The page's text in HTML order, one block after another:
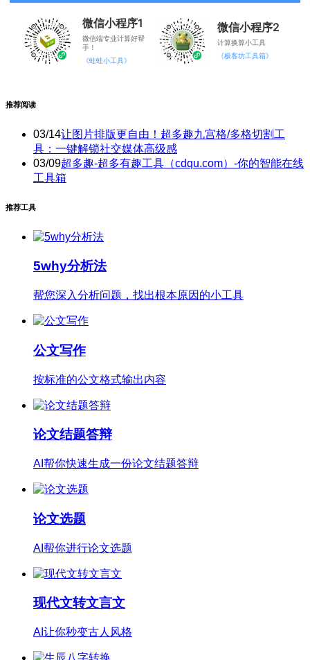
微信小程序1
微信端专业计算好帮
手！
《蛙蛙小工具》
微信小程序2
计算换算小工具
《极客坊工具箱》
推荐阅读
03/14让图片排版更自由！超多趣九宫格/多格切割工
具：一键解锁社交媒体高级感
03/09超多趣-超多有趣工具（cdqu.com）-你的智能在线
工具箱
推荐工具
5why分析法
帮您深入分析问题，找出根本原因的小工具
公文写作
按标准的公文格式输出内容
论文结题答辩
AI帮你快速生成一份论文结题答辩
论文选题
AI帮你进行论文选题
现代文转文言文
AI让你秒变古人风格